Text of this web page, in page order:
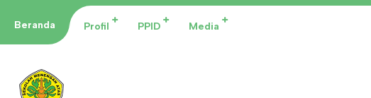
Beranda Profil PPID Media